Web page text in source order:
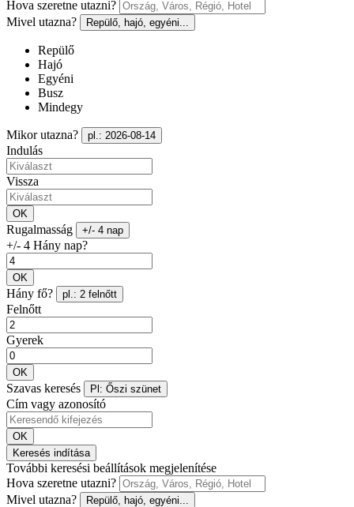
Hova szeretne utazni?
Mivel utazna?
Repülő, hajó, egyéni...
Repülő
Hajó
Egyéni
Busz
Mindegy
Mikor utazna? pl.: 2026-08-14
Indulás
Vissza
OK
Rugalmasság +/- 4 nap
+/- 4 Hány nap?
OK
Hány fő? pl.: 2 felnőtt
Felnőtt
Gyerek
OK
Szavas keresés Pl: Őszi szünet
Cím vagy azonosító
OK
Keresés indítása
További keresési beállítások megjelenítése
Hova szeretne utazni?
Mivel utazna?
Repülő, hajó, egyéni...